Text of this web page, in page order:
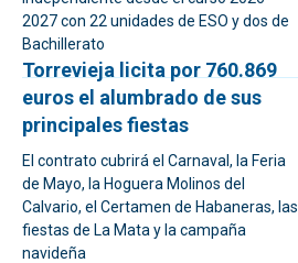
2027 con 22 unidades de ESO y dos de
Bachillerato
Torrevieja licita por 760.869
euros el alumbrado de sus
principales fiestas
El contrato cubrirá el Carnaval, la Feria
de Mayo, la Hoguera Molinos del
Calvario, el Certamen de Habaneras, las
fiestas de La Mata y la campaña
navideña